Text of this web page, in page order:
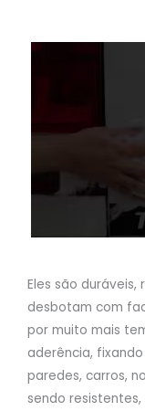
Eles são
desbotam com
por muito mais
aderência,
paredes, carros,
sendo